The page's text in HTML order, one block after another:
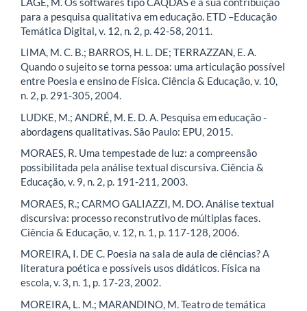
para a pesquisa qualitativa em educação. ETD –Educação
Temática Digital, v. 12, n. 2, p. 42-58, 2011.
LIMA, M. C. B.; BARROS, H. L. DE; TERRAZZAN, E. A.
Quando o sujeito se torna pessoa: uma articulação possível
entre Poesia e ensino de Física. Ciência & Educação, v. 10,
n. 2, p. 291-305, 2004.
LUDKE, M.; ANDRÉ, M. E. D. A. Pesquisa em educação -
abordagens qualitativas. São Paulo: EPU, 2015.
MORAES, R. Uma tempestade de luz: a compreensão
possibilitada pela análise textual discursiva. Ciência &
Educação, v. 9, n. 2, p. 191-211, 2003.
MORAES, R.; CARMO GALIAZZI, M. DO. Análise textual
discursiva: processo reconstrutivo de múltiplas faces.
Ciência & Educação, v. 12, n. 1, p. 117-128, 2006.
MOREIRA, I. DE C. Poesia na sala de aula de ciências? A
literatura poética e possíveis usos didáticos. Física na
escola, v. 3, n. 1, p. 17-23, 2002.
MOREIRA, L. M.; MARANDINO, M. Teatro de temática